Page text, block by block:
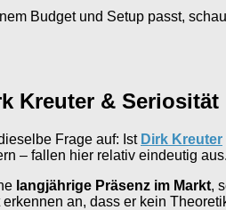
Budget und Setup passt,
Kreuter & Seriosität
Frage auf: Ist Dirk Kreuter
– fallen hier relativ eindeutig aus.
langjährige Präsenz im Markt,
an, dass er kein